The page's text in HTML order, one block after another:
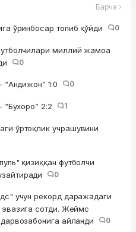
Барча ›
ўринбосар топиб қўйди 0
миллий жамоа
0
“Андижон” 1:0 0
“Бухоро” 2:2 1
ўртоқлик учрашувини
қизиққан футболчи
0
учун рекорд даражадаги
сотди. Жеймс
айланди
0